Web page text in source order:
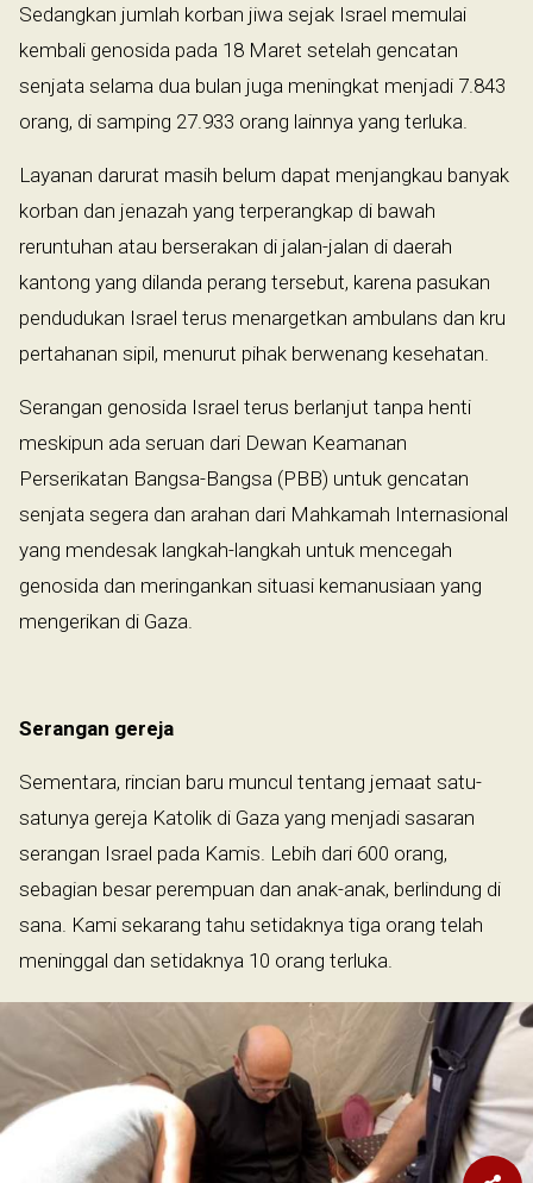
Sedangkan jumlah korban jiwa sejak Israel memulai
kembali genosida pada 18 Maret setelah gencatan
senjata selama dua bulan juga meningkat menjadi 7.843
orang, di samping 27.933 orang lainnya yang terluka.
Layanan darurat masih belum dapat menjangkau banyak
korban dan jenazah yang terperangkap di bawah
reruntuhan atau berserakan di jalan-jalan di daerah
kantong yang dilanda perang tersebut, karena pasukan
pendudukan Israel terus menargetkan ambulans dan kru
pertahanan sipil, menurut pihak berwenang kesehatan.
Serangan genosida Israel terus berlanjut tanpa henti
meskipun ada seruan dari Dewan Keamanan
Perserikatan Bangsa-Bangsa (PBB) untuk gencatan
senjata segera dan arahan dari Mahkamah Internasional
yang mendesak langkah-langkah untuk mencegah
genosida dan meringankan situasi kemanusiaan yang
mengerikan di Gaza.
Serangan gereja
Sementara, rincian baru muncul tentang jemaat satu-
satunya gereja Katolik di Gaza yang menjadi sasaran
serangan Israel pada Kamis. Lebih dari 600 orang,
sebagian besar perempuan dan anak-anak, berlindung di
sana. Kami sekarang tahu setidaknya tiga orang telah
meninggal dan setidaknya 10 orang terluka.